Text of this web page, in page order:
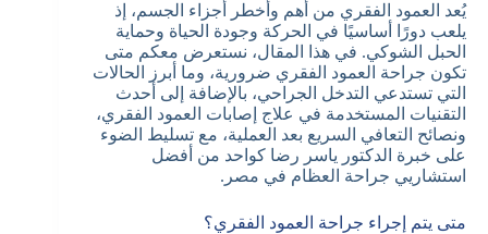
يُعد العمود الفقري من أهم وأخطر أجزاء الجسم، إذ
يلعب دورًا أساسيًا في الحركة وجودة الحياة وحماية
الحبل الشوكي. في هذا المقال، نستعرض معكم متى
تكون جراحة العمود الفقري ضرورية، وما أبرز الحالات
التي تستدعي التدخل الجراحي، بالإضافة إلى أحدث
التقنيات المستخدمة في علاج إصابات العمود الفقري،
ونصائح التعافي السريع بعد العملية، مع تسليط الضوء
على خبرة الدكتور ياسر رضا كواحد من أفضل
استشاريي جراحة العظام في مصر.
متى يتم إجراء جراحة العمود الفقري؟